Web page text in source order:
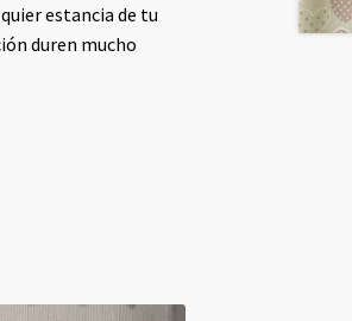
estancia de tu
duren mucho